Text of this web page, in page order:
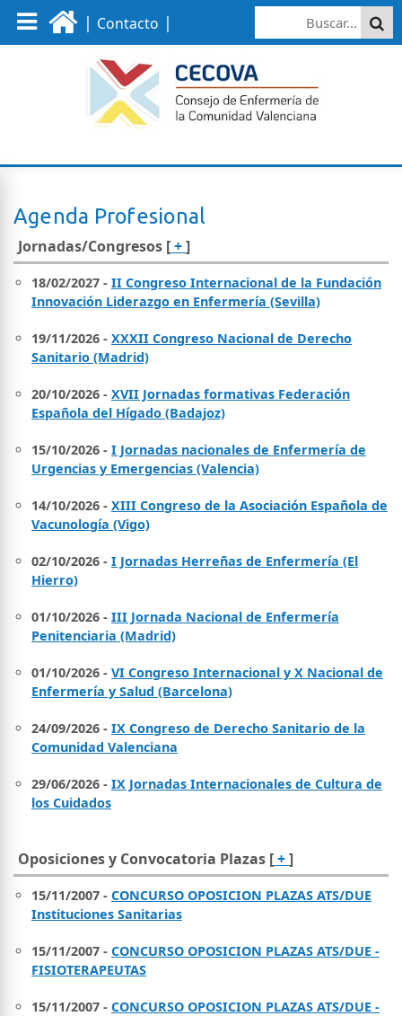
| Contacto |
Agenda Profesional
Jornadas/Congresos [+]
18/02/2027 - II Congreso Internacional de la Fundación
Innovación Liderazgo en Enfermería (Sevilla)
19/11/2026 - XXXII Congreso Nacional de Derecho
Sanitario (Madrid)
20/10/2026 - XVII Jornadas formativas Federación
Española del Hígado (Badajoz)
15/10/2026 - I Jornadas nacionales de Enfermería de
Urgencias y Emergencias (Valencia)
14/10/2026 - XIII Congreso de la Asociación Española de
Vacunología (Vigo)
02/10/2026 - I Jornadas Herreñas de Enfermería (El
Hierro)
01/10/2026 - III Jornada Nacional de Enfermería
Penitenciaria (Madrid)
01/10/2026 - VI Congreso Internacional y X Nacional de
Enfermería y Salud (Barcelona)
24/09/2026 - IX Congreso de Derecho Sanitario de la
Comunidad Valenciana
29/06/2026 - IX Jornadas Internacionales de Cultura de
los Cuidados
Oposiciones y Convocatoria Plazas [+]
15/11/2007 - CONCURSO OPOSICION PLAZAS ATS/DUE
Instituciones Sanitarias
15/11/2007 - CONCURSO OPOSICION PLAZAS ATS/DUE -
FISIOTERAPEUTAS
15/11/2007 - CONCURSO OPOSICION PLAZAS ATS/DUE -